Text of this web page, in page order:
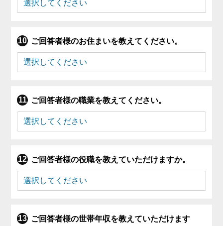
ご回答者様のお住まいを教えてください。
ご回答者様の職業を教えてください。
ご回答者様の役職を教えていただけますか。
ご回答者様の世帯年収を教えていただけます